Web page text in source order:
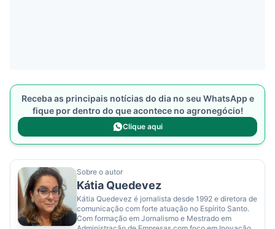
Receba as principais notícias do dia no seu WhatsApp e
fique por dentro do que acontece no agronegócio!
Clique aqui
Sobre o autor
Kátia Quedevez
Kátia Quedevez é jornalista desde 1992 e diretora de
comunicação com forte atuação no Espírito Santo.
Com formação em Jornalismo e Mestrado em